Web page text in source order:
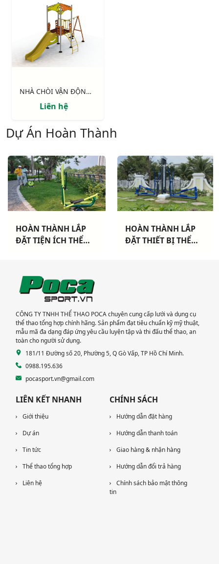
NHÀ CHÒI VẬN ĐỘNG : Xích đu,cầu tuột thang leo, vách leo
Liên hệ
Dự Án Hoàn Thành
HOÀN THÀNH LẮP
ĐẶT TIỆN ÍCH THỂ
HOÀN THÀNH LẮP
ĐẶT THIẾT BỊ THỂ
CÔNG TY TNHH THỂ THAO POCA chuyên cung cấp lưới và dụng cụ
thể thao tổng hợp chính hãng. Sản phẩm đạt tiêu chuẩn kỹ mỹ thuật,
mẫu mã đa dạng đáp ứng yêu cầu luyện tập và thi đấu thể thao, an
toàn cho người sử dụng.
181/11 Đường số 20, Phường 5, Q Gò Vấp, TP Hồ Chí Minh.
0988.195.636
pocasport.vn@gmail.com
LIÊN KẾT NHANH
Giới thiệu
Dự án
Tin tức
Thể thao tổng hợp
Liên hệ
CHÍNH SÁCH
Hướng dẫn đặt hàng
Hướng dẫn thanh toán
Giao hàng & nhận hàng
Hướng dẫn đổi trả hàng
Chính sách bảo mật thông
tin